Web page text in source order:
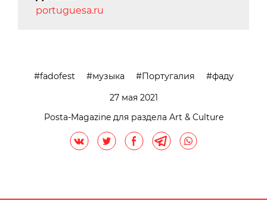
portuguesa.ru
fadofest музыка Португалия
фаду
27 мая 2021
Posta-Magazine для раздела Art & Culture